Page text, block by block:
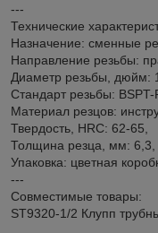
---
Технические
Назначение: сменные
Направление резьбы:
Диаметр резьбы, дюйм:
Стандарт резьбы: BSPT-
Материал резцов:
Твердость, HRC: 62-65,
Толщина резца, мм: 6,3,
Упаковка: цветная
---
Совместимые товары:
ST9320-1/2 Клупп